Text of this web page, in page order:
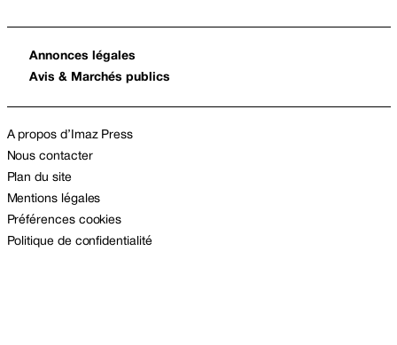
Annonces légales
Avis & Marchés publics
A propos d’Imaz Press
Nous contacter
Plan du site
Mentions légales
Préférences cookies
Politique de confidentialité